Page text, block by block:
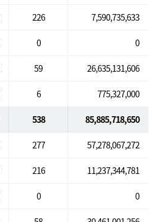
226 7,590,735,633
0 0
59 26,635,131,606
6 775,327,000
538 85,885,718,650
277 57,278,067,272
216 11,237,344,781
0 0